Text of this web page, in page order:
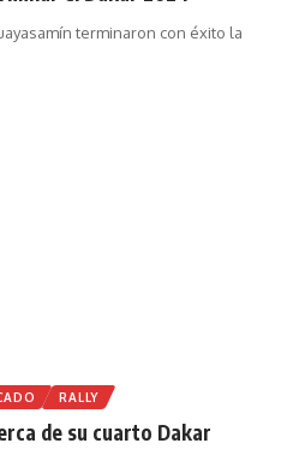
terminaron con éxito la
RALLY
de su cuarto Dakar